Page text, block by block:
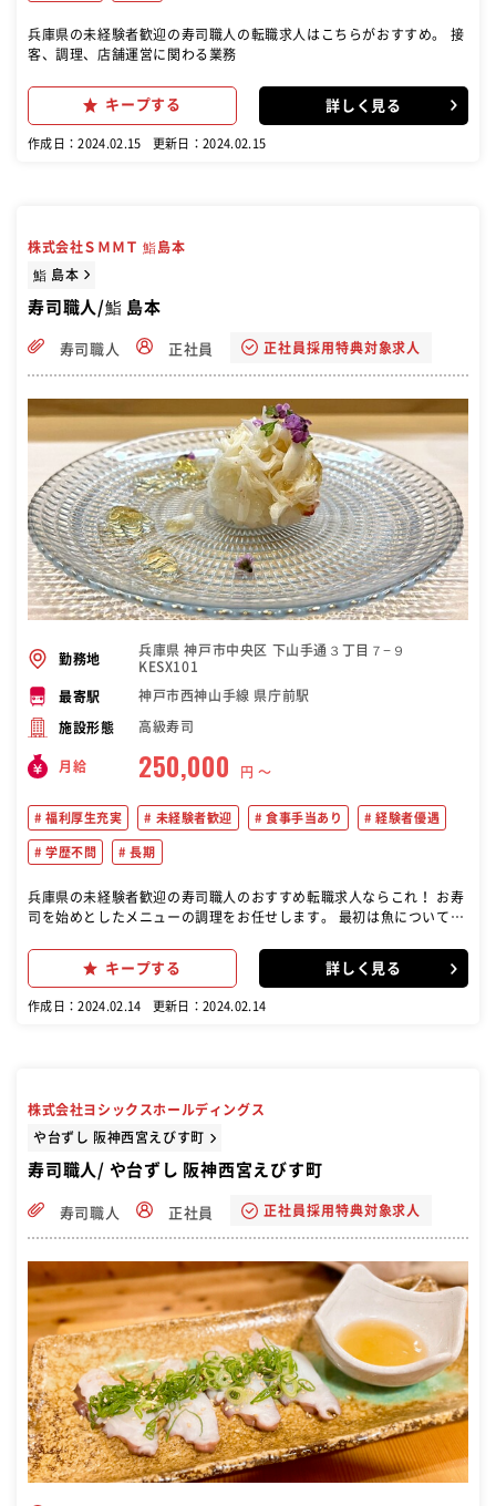
兵庫県の未経験者歓迎の寿司職人の転職求人はこちらがおすすめ。 接
客、調理、店舗運営に関わる業務
キープする 詳しく見る
作成日：2024.02.15 更新日：2024.02.15
株式会社ＳＭＭＴ 鮨島本
鮨 島本
寿司職人/鮨 島本
寿司職人 正社員 正社員採用特典対象求人
勤務地
兵庫県 神戸市中央区 下山手通３丁目７−９
KESX101
最寄駅 神戸市西神山手線 県庁前駅
施設形態 高級寿司
月給 250,000 円 〜
福利厚生充実 未経験者歓迎 食事手当あり 経験者優遇
学歴不問 長期
兵庫県の未経験者歓迎の寿司職人のおすすめ転職求人ならこれ！ お寿
司を始めとしたメニューの調理をお任せします。 最初は魚について知
から一人前の寿司職人に育て上げます。
キープする 詳しく見る
作成日：2024.02.14 更新日：2024.02.14
株式会社ヨシックスホールディングス
や台ずし 阪神西宮えびす町
寿司職人/ や台ずし 阪神西宮えびす町
寿司職人 正社員 正社員採用特典対象求人